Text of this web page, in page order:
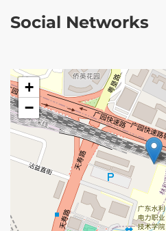
Social Networks
+
−